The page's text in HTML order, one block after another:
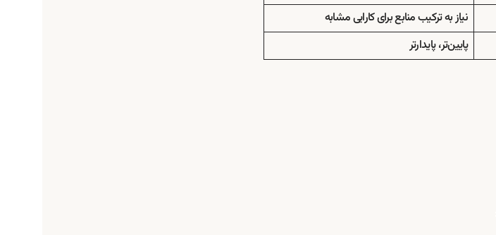
نیاز به ترکیب منابع برای کارایی مشابه
پایین‌تر، پایدارتر